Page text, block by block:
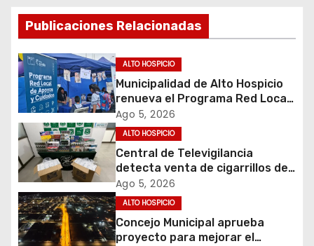
g
a
c
i
ó
n
d
e
Publicaciones Relacionadas
ALTO HOSPICIO
Municipalidad de Alto Hospicio
renueva el Programa Red Local
de Apoyos y Cuidados
Ago 5, 2026
ALTO HOSPICIO
Central de Televigilancia
detecta venta de cigarrillos de
contrabando y permite
incautación de más de 3 mil
cajetillas
Ago 5, 2026
ALTO HOSPICIO
Concejo Municipal aprueba
proyecto para mejorar el